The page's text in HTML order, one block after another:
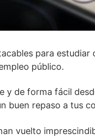
para
público.
y de forma fácil
buen repaso a tus
vuelto